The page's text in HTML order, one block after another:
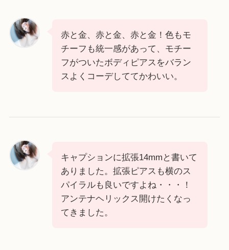
赤と金、赤と金、赤と金！色もモ
チーフも統一感があって、モチー
フがついたボディピアスをバラン
スよくコーデしててかわいい。
キャプションに拡張14mmと書いて
ありました。拡張ピアスも横のス
パイラルも良いですよね・・・！
アンテナヘリックス開けたくなっ
てきました。